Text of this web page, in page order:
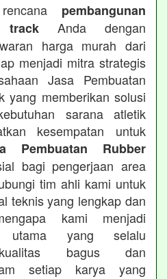
pembangunan
Anda dengan
harga murah dari
menjadi mitra strategis
Jasa Pembuatan
yang memberikan solusi
sarana atletik
kesempatan untuk
Pembuatan Rubber
bagi pengerjaan area
tim ahli kami untuk
teknis yang lengkap dan
kami menjadi
utama yang selalu
kualitas bagus dan
setiap karya yang